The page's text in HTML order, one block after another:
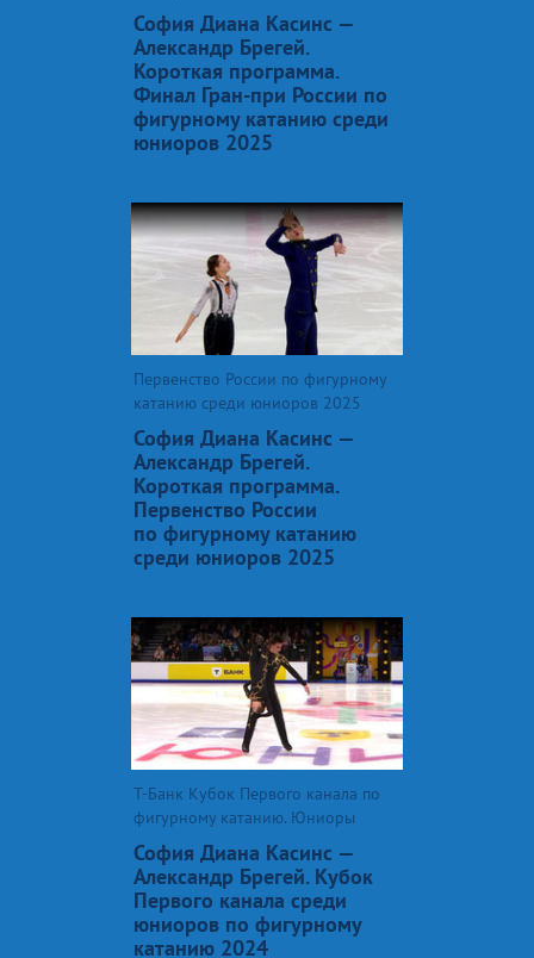
София Диана Касинс —
Александр Брегей.
Короткая программа.
Финал Гран-при России по
фигурному катанию среди
юниоров 2025
Первенство России по фигурному
катанию среди юниоров 2025
София Диана Касинс —
Александр Брегей.
Короткая программа.
Первенство России
по фигурному катанию
среди юниоров 2025
Т-Банк Кубок Первого канала по
фигурному катанию. Юниоры
София Диана Касинс —
Александр Брегей. Кубок
Первого канала среди
юниоров по фигурному
катанию 2024